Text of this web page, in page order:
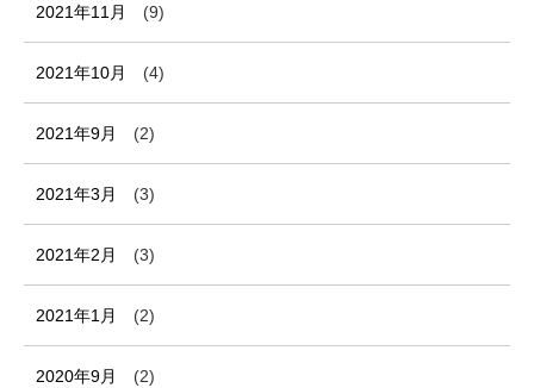
2021年11月 (9)
2021年10月 (4)
2021年9月 (2)
2021年3月 (3)
2021年2月 (3)
2021年1月 (2)
2020年9月 (2)